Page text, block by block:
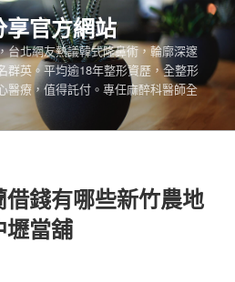
享官方網站
台北網友熱議韓式隆鼻術，輪廓深邃
群英。平均逾18年整形資歷，全整形
醫療，值得託付。專任麻醉科醫師全
錢有哪些新竹農地
壢當舖